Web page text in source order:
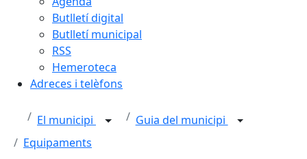
Butlletí digital
Butlletí municipal
RSS
Hemeroteca
Adreces i telèfons
El municipi
Guia del municipi
Equipaments